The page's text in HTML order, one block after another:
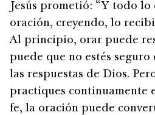
Jesús prometió: “Y todo
oración, creyendo, lo
Al principio, orar puede
puede que no estés
las respuestas de Dios.
practiques continuamente
fe, la oración puede